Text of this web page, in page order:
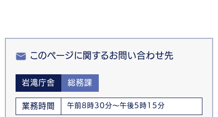
このページに関するお問い合わせ先
岩滝庁舎 総務課
業務時間 午前8時30分～午後5時15分